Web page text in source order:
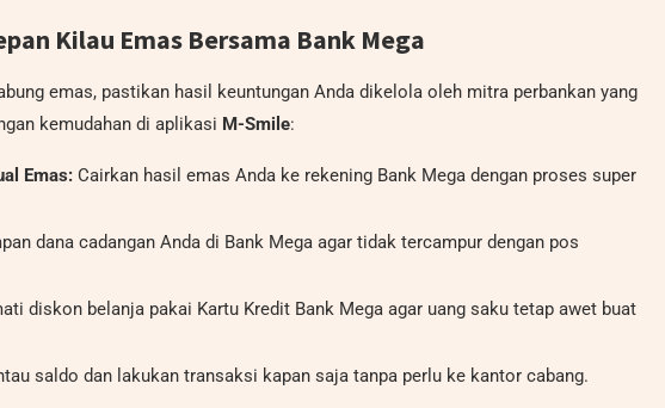
Kilau Emas Bersama Bank Mega
emas, pastikan hasil keuntungan Anda dikelola oleh mitra perbankan yang
kemudahan di aplikasi M-Smile:
Emas: Cairkan hasil emas Anda ke rekening Bank Mega dengan proses super
dana cadangan Anda di Bank Mega agar tidak tercampur dengan pos
diskon belanja pakai Kartu Kredit Bank Mega agar uang saku tetap awet buat
saldo dan lakukan transaksi kapan saja tanpa perlu ke kantor cabang.